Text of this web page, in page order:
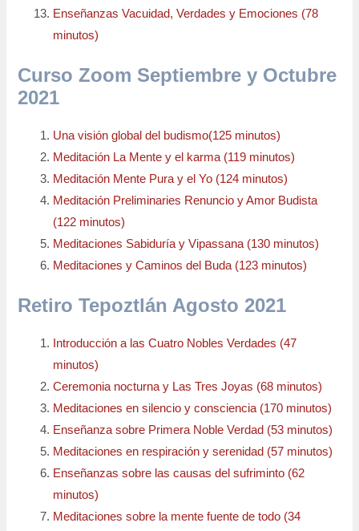
Enseñanzas Vacuidad, Verdades y Emociones (78
minutos)
Curso Zoom Septiembre y Octubre
2021
Una visión global del budismo(125 minutos)
Meditación La Mente y el karma (119 minutos)
Meditación Mente Pura y el Yo (124 minutos)
Meditación Preliminaries Renuncio y Amor Budista
(122 minutos)
Meditaciones Sabiduría y Vipassana (130 minutos)
Meditaciones y Caminos del Buda (123 minutos)
Retiro Tepoztlán Agosto 2021
Introducción a las Cuatro Nobles Verdades (47
minutos)
Ceremonia nocturna y Las Tres Joyas (68 minutos)
Meditaciones en silencio y consciencia (170 minutos)
Enseñanza sobre Primera Noble Verdad (53 minutos)
Meditaciones en respiración y serenidad (57 minutos)
Enseñanzas sobre las causas del sufriminto (62
minutos)
Meditaciones sobre la mente fuente de todo (34